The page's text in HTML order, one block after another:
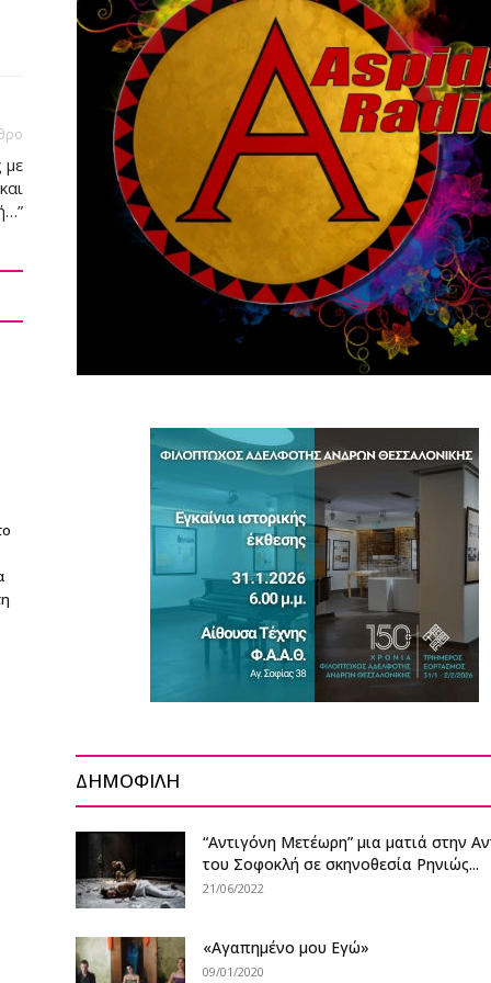
με
ΔΗΜΟΦΙΛΗ
“Αντιγόνη Μετέωρη” μια ματιά στην
του Σοφοκλή σε σκηνοθεσία Ρηνιώς...
21/06/2022
«Αγαπημένο μου Εγώ»
09/01/2020